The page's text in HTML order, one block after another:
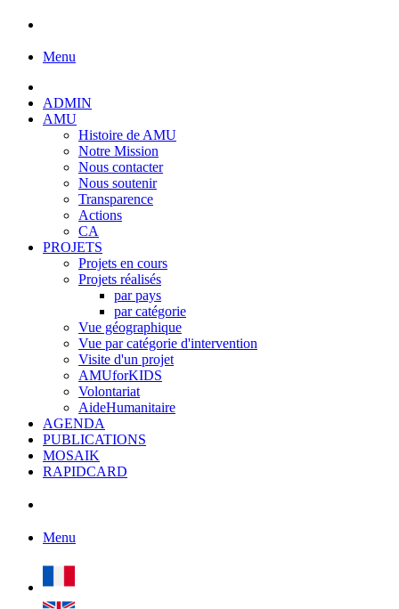
Menu
ADMIN
AMU
Histoire de AMU
Notre Mission
Nous contacter
Nous soutenir
Transparence
Actions
CA
PROJETS
Projets en cours
Projets réalisés
par pays
par catégorie
Vue géographique
Vue par catégorie d'intervention
Visite d'un projet
AMUforKIDS
Volontariat
AideHumanitaire
AGENDA
PUBLICATIONS
MOSAIK
RAPIDCARD
Menu